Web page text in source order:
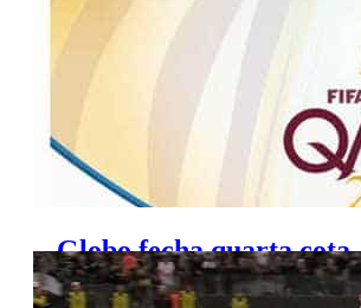
Globo fecha quarta cota
publicitária para Copa